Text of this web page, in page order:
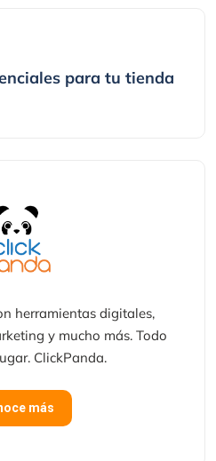
para tu tienda
herramientas digitales,
y mucho más. Todo
ClickPanda.
más